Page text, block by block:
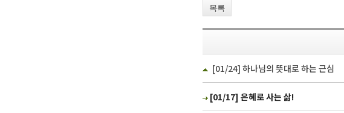
목록
[01/24] 하나님의 뜻대로 하는 근심
[01/17] 은혜로 사는 삶!